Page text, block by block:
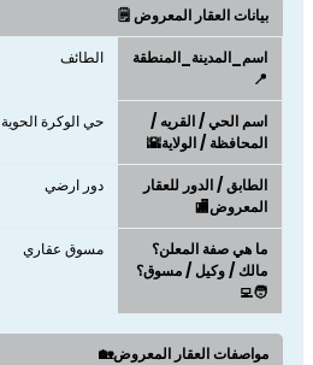
بيانات العقار المعروض 🗒️
اسم_المدينة_المنطقة
📍
الطائف
اسم الحي / القريه /
المحافظة / الولاية🌇
حي الوكرة الحوية
الطابق / الدور للعقار
المعروض🏬
دور ارضي
ما هي صفة المعلن؟
مالك / وكيل / مسوق؟
🧑‍💻
مسوق عقاري
مواصفات العقار المعروض🏡